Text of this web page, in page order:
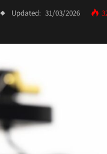
Updated: 31/03/2026